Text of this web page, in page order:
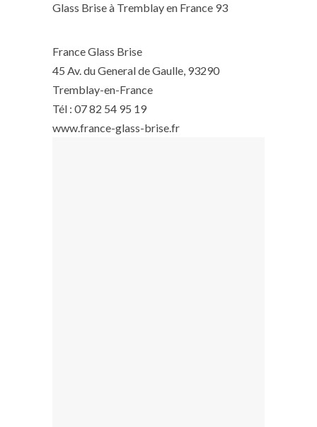
Glass Brise à Tremblay en France 93
France Glass Brise
45 Av. du General de Gaulle, 93290
Tremblay-en-France
Tél : 07 82 54 95 19
www.france-glass-brise.fr